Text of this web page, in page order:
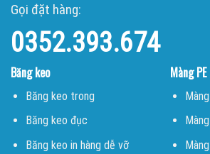
Gọi đặt hàng:
0352.393.674
Băng keo
Băng keo trong
Băng keo đục
Băng keo in hàng dễ vỡ
Màng